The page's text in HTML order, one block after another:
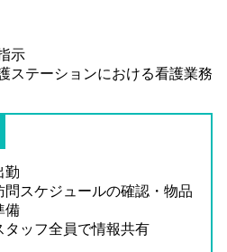
示
ステーションにおける看護業務
勤
問スケジュールの確認・物品
備
タッフ全員で情報共有